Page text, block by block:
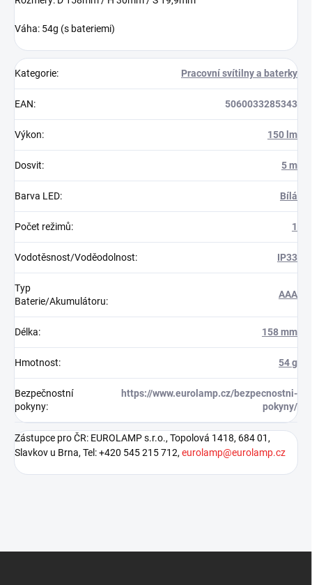
Váha: 54g (s bateriemi)
Kategorie: Pracovní svítilny a baterky
EAN: 5060033285343
Výkon: 150 lm
Dosvit: 5 m
Barva LED: Bílá
Počet režimů: 1
Vodotěsnost/Voděodolnost: IP33
Typ
Baterie/Akumulátoru:
AAA
Délka: 158 mm
Hmotnost: 54 g
Bezpečnostní
pokyny:
https://www.eurolamp.cz/bezpecnostni-
pokyny/
Zástupce pro ČR: EUROLAMP s.r.o., Topolová 1418, 684 01,
Slavkov u Brna, Tel: +420 545 215 712, eurolamp@eurolamp.cz